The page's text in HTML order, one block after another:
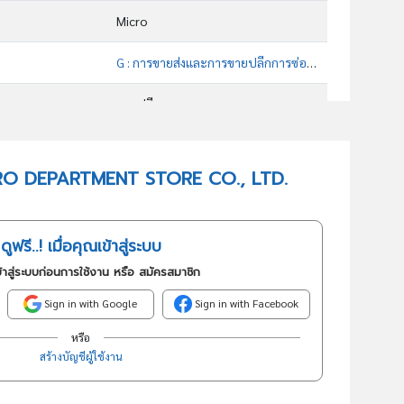
Micro
G : การขายส่งและการขายปลีกการซ่อมยานยนต์และ จักรยานยนต์
ขายปลีก
อันดับธุรกิจในกลุ่มนี้
การขายปลีกสินค้าอื่นๆ ในร้านค้าทั่วไป
DEPARTMENT STORE CO., LTD.
ดูฟรี..! เมื่อคุณเข้าสู่ระบบ
สู่ระบบก่อนการใช้งาน หรือ สมัครสมาชิก
Sign in with Google Sign in with Facebook
หรือ
สร้างบัญชีผู้ใช้งาน